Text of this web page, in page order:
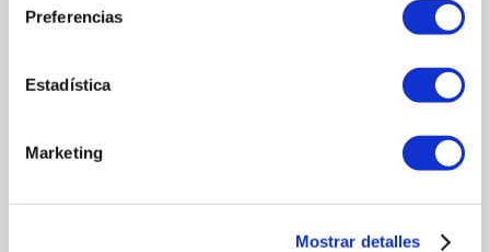
Preferencias
Estadística
Marketing
Mostrar detalles